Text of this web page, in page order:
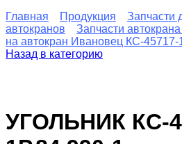
Главная
Продукция
Запчасти
автокранов
Запчасти
на автокран Ивановец КС-45717-
Назад в категорию
УГОЛЬНИК КС-